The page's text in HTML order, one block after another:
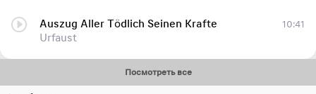
Auszug Aller Tödlich Seinen Krafte
Urfaust
10:41
Посмотреть все